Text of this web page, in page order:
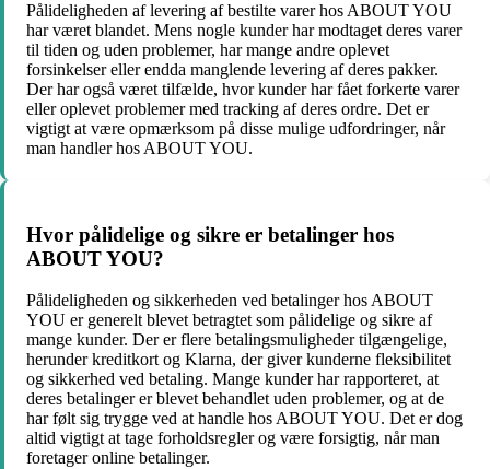
Pålideligheden af levering af bestilte varer hos ABOUT YOU
har været blandet. Mens nogle kunder har modtaget deres varer
til tiden og uden problemer, har mange andre oplevet
forsinkelser eller endda manglende levering af deres pakker.
Der har også været tilfælde, hvor kunder har fået forkerte varer
eller oplevet problemer med tracking af deres ordre. Det er
vigtigt at være opmærksom på disse mulige udfordringer, når
man handler hos ABOUT YOU.
Hvor pålidelige og sikre er betalinger hos
ABOUT YOU?
Pålideligheden og sikkerheden ved betalinger hos ABOUT
YOU er generelt blevet betragtet som pålidelige og sikre af
mange kunder. Der er flere betalingsmuligheder tilgængelige,
herunder kreditkort og Klarna, der giver kunderne fleksibilitet
og sikkerhed ved betaling. Mange kunder har rapporteret, at
deres betalinger er blevet behandlet uden problemer, og at de
har følt sig trygge ved at handle hos ABOUT YOU. Det er dog
altid vigtigt at tage forholdsregler og være forsigtig, når man
foretager online betalinger.